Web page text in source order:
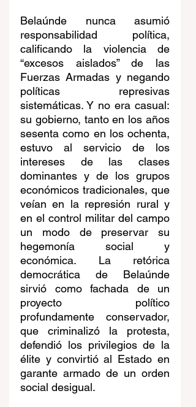
Belaúnde nunca asumió
responsabilidad política,
calificando la violencia de
“excesos aislados” de las
Fuerzas Armadas y negando
políticas represivas
sistemáticas. Y no era casual:
su gobierno, tanto en los años
sesenta como en los ochenta,
estuvo al servicio de los
intereses de las clases
dominantes y de los grupos
económicos tradicionales, que
veían en la represión rural y
en el control militar del campo
un modo de preservar su
hegemonía social y
económica. La retórica
democrática de Belaúnde
sirvió como fachada de un
proyecto político
profundamente conservador,
que criminalizó la protesta,
defendió los privilegios de la
élite y convirtió al Estado en
garante armado de un orden
social desigual.